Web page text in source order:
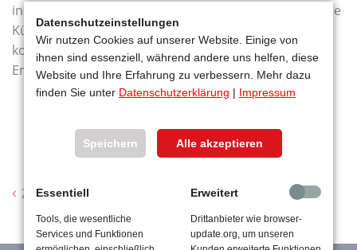
installiert um den Wasserverbrauch zu optimieren. Die
Kühlung wird mit einer Wärmerückgewinnung
kombiniert um fossile Brennstoffe einzusparen und
Emissionen zu reduzieren.
Zur Beitragsübersicht
Datenschutzeinstellungen
Wir nutzen Cookies auf unserer Website. Einige von
ihnen sind essenziell, während andere uns helfen, diese
Website und Ihre Erfahrung zu verbessern. Mehr dazu
finden Sie unter Datenschutzerklärung | Impressum
Speichern Alle akzeptieren
Essentiell
Tools, die wesentliche
Services und Funktionen
Erweitert
Drittanbieter wie browser-
update.org, um unseren